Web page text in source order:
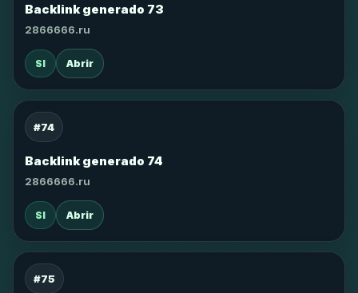
Backlink generado 73
2866666.ru
SI Abrir
#74
Backlink generado 74
2866666.ru
SI Abrir
#75